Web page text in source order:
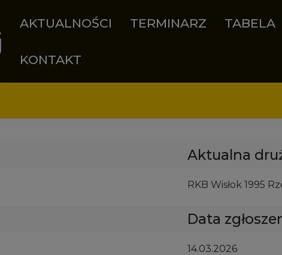
AKTUALNOŚCI TERMINARZ TABELA
KONTAKT
Aktualna
RKB Wisłok 1995
Data
14.03.2026